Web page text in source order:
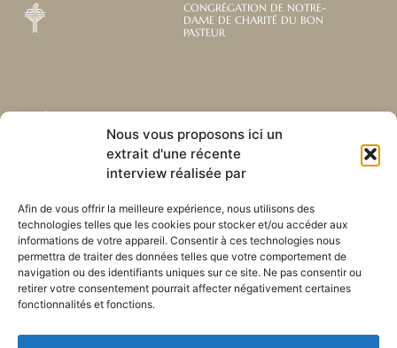
Nous vous proposons ici un
extrait d'une récente
interview réalisée par
Afin de vous offrir la meilleure expérience, nous utilisons des
technologies telles que les cookies pour stocker et/ou accéder aux
informations de votre appareil. Consentir à ces technologies nous
permettra de traiter des données telles que votre comportement de
navigation ou des identifiants uniques sur ce site. Ne pas consentir ou
retirer votre consentement pourrait affecter négativement certaines
fonctionnalités et fonctions.
CONGRÉGATION DE NOTRE-
DAME DE CHARITÉ DU BON
PASTEUR
Abonnez-vous à notre
newsletter mensuelle
Recevez les dernières nouvelles
nos ministères à travers le monde.
S'ABONNER
Liens utiles
Envoyez-nous votre
Plan du site